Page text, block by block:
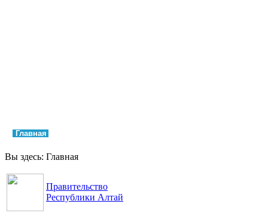
Главная
Вы здесь: Главная
Правительство
Республики Алтай